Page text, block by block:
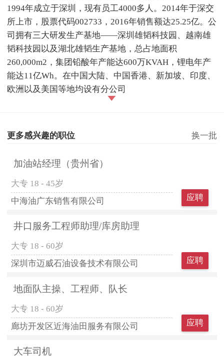
1994年成立于深圳，现有员工4000多人。2014年于深交
所上市，股票代码002733，2016年销售额达25.25亿。公
司拥有三大研发生产基地——深圳雄韬科技园、越南雄
韬科技园以及湖北雄韬生产基地，总占地面积
260,000m2，集团铅酸年产能达600万KVAH，锂电年产
能达11亿Wh。在中国大陆、中国香港、新加坡、印度、
欧洲以及美国等地均设有分公司
更多感兴趣的职位 换一批
加油站经理（贵州省）
大专 18 - 45岁
中海油广东销售有限公司
应聘
井口服务工程师助理/库房助理
大专 18 - 60岁
深圳市迈威石油设备技术有限公司
应聘
地面队主操、工程师、队长
大专 18 - 60岁
廊坊开发区近海油田服务有限公司
应聘
大车司机